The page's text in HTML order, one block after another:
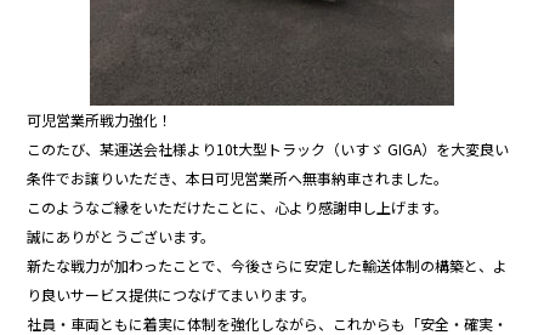
可児営業所戦力強化！
このたび、某運送会社様より10t大型トラック（いすゞ GIGA）を大変良い
条件でお譲りいただき、本日可児営業所へ無事納車されました。
このようなご縁をいただけたことに、心より感謝申し上げます。
誠にありがとうございます。
新たな戦力が加わったことで、今後さらに安定した輸送体制の構築と、よ
り良いサービス提供につなげてまいります。
社員・車両ともに着実に体制を強化しながら、これからも「安全・確実・